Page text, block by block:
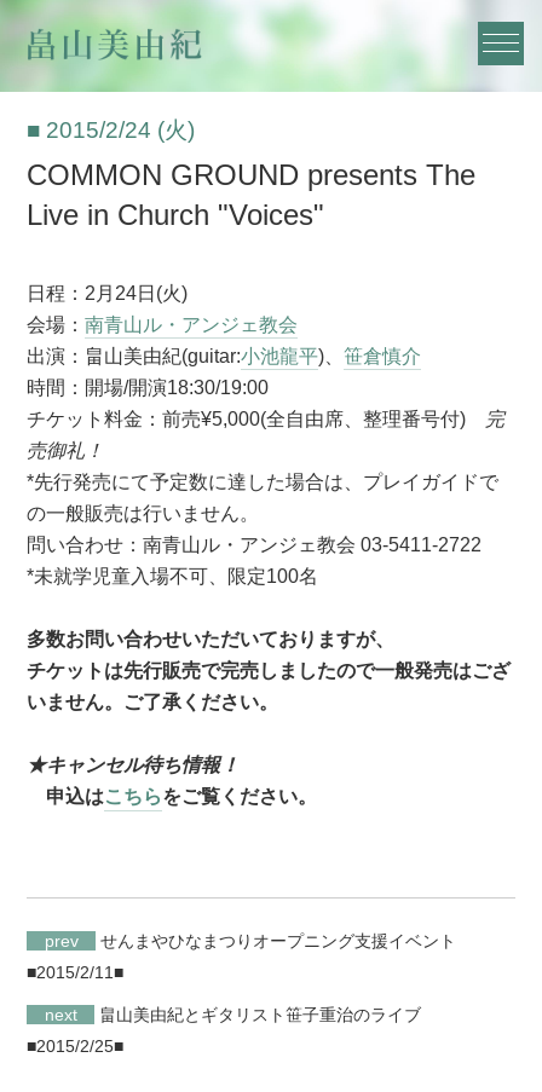
■ 2015/2/24 (火)
COMMON GROUND presents The
Live in Church "Voices"
日程：2月24日(火)
会場：南青山ル・アンジェ教会
出演：畠山美由紀(guitar:小池龍平)、 笹倉慎介
時間：開場/開演18:30/19:00
チケット料金：前売¥5,000(全自由席、整理番号付) 完
売御礼！
*先行発売にて予定数に達した場合は、プレイガイドで
の一般販売は行いません。
問い合わせ：南青山ル・アンジェ教会 03-5411-2722
*未就学児童入場不可、限定100名
多数お問い合わせいただいておりますが、
チケットは先行販売で完売しましたので一般発売はござ
いません。ご了承ください。
★キャンセル待ち情報！
申込はこちらをご覧ください。
prev
せんまやひなまつりオープニング支援イベント
■2015/2/11■
next
畠山美由紀とギタリスト笹子重治のライブ
■2015/2/25■